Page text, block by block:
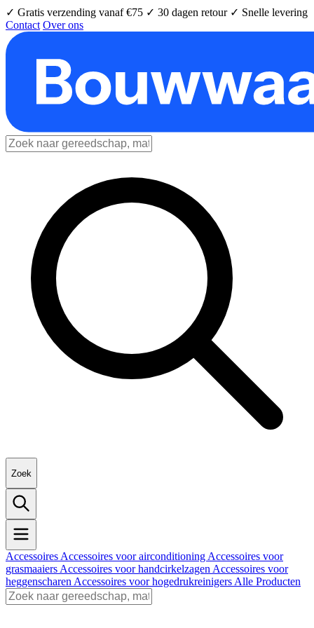
✓ Gratis verzending vanaf €75 ✓ 30 dagen retour ✓ Snelle levering
Contact Over ons
Zoek
Accessoires Accessoires voor airconditioning Accessoires voor
grasmaaiers Accessoires voor handcirkelzagen Accessoires voor
heggenscharen Accessoires voor hogedrukreinigers Alle Producten